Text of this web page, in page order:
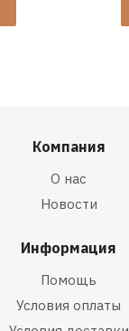
Компания
О нас
Новости
Информация
Помощь
Условия оплаты